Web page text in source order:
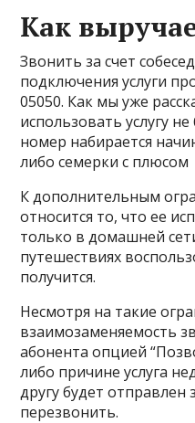
Как
Звонить за счет
подключения услуги
05050. Как мы уже
использовать услугу
номер набирается
либо семерки с плюсом
К дополнительным
относится то, что ее
только в домашней
путешествиях
получится.
Несмотря на такие
взаимозаменяемость
абонента опцией
либо причине услуга
другу будет отправлен
перезвонить.